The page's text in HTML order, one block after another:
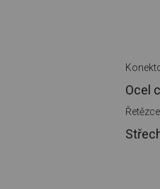
Ocel
Řetězce